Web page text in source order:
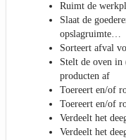
Ruimt de
Slaat de
opslagruimte…
Sorteert afval
Stelt de oven
producten af
Toereert en/of
Toereert en/of
Verdeelt het
Verdeelt het